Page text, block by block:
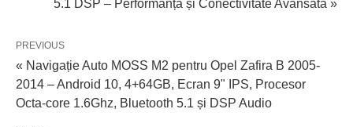
5.1 DSP – Performanță și Conectivitate Avansată »
PREVIOUS
« Navigație Auto MOSS M2 pentru Opel Zafira B 2005-
2014 – Android 10, 4+64GB, Ecran 9" IPS, Procesor
Octa-core 1.6Ghz, Bluetooth 5.1 și DSP Audio